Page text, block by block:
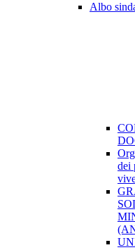
Albo
dei